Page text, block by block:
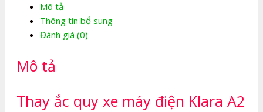
điện
Klara
lượng
Mô tả
Thông tin bổ sung
Đánh giá (0)
Mô tả
Thay ắc quy xe máy điện Klara A2